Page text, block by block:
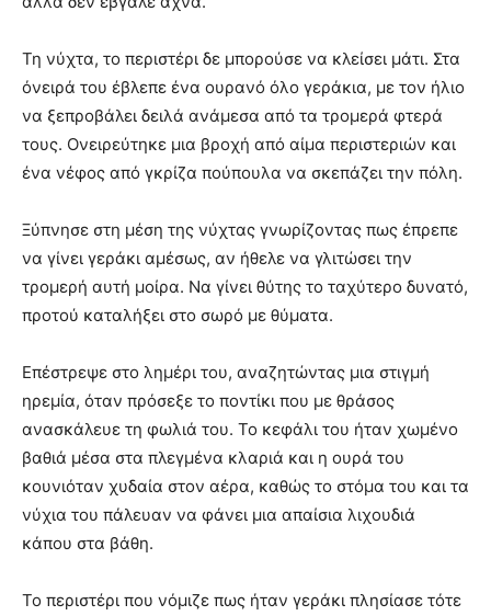
Τη νύχτα, το περιστέρι δε μπορούσε να κλείσει μάτι. Στα
όνειρά του έβλεπε ένα ουρανό όλο γεράκια, με τον ήλιο
να ξεπροβάλει δειλά ανάμεσα από τα τρομερά φτερά
τους. Ονειρεύτηκε μια βροχή από αίμα περιστεριών και
ένα νέφος από γκρίζα πούπουλα να σκεπάζει την πόλη.
Ξύπνησε στη μέση της νύχτας γνωρίζοντας πως έπρεπε
να γίνει γεράκι αμέσως, αν ήθελε να γλιτώσει την
τρομερή αυτή μοίρα. Να γίνει θύτης το ταχύτερο δυνατό,
προτού καταλήξει στο σωρό με θύματα.
Επέστρεψε στο λημέρι του, αναζητώντας μια στιγμή
ηρεμία, όταν πρόσεξε το ποντίκι που με θράσος
ανασκάλευε τη φωλιά του. Το κεφάλι του ήταν χωμένο
βαθιά μέσα στα πλεγμένα κλαριά και η ουρά του
κουνιόταν χυδαία στον αέρα, καθώς το στόμα του και τα
νύχια του πάλευαν να φάνει μια απαίσια λιχουδιά
κάπου στα βάθη.
Το περιστέρι που νόμιζε πως ήταν γεράκι πλησίασε τότε